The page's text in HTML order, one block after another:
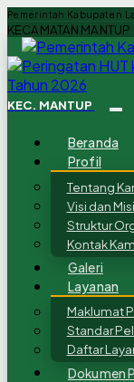
Pemerintah Kabupaten
KECAMATAN MANTUP
KEC. MANTUP
Beranda
Profil
Tentang
Visi dan Misi
Struktur
Kontak
Galeri
Layanan
Maklumat
Standar
Daftar
Dokumen